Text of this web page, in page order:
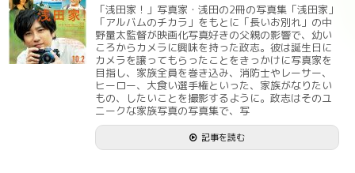
「浅田家！」写真家・浅田の2冊の写真集「浅田家」
「アルバムのチカラ」をもとに「長いお別れ」の中
野量太監督が映画化写真好きの父親の影響で、幼い
ころからカメラに興味を持った政志。彼は誕生日に
カメラを譲ってもらったことをきっかけに写真家を
目指し、家族全員を巻き込み、消防士やレーサー、
ヒーロー、大食い選手権といった、家族がなりたい
もの、したいことを撮影するように。政志はそのユ
ニークな家族写真の写真集で、写
記事を読む